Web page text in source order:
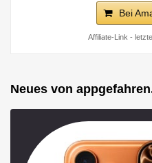
Bei
Affiliate-Link -
Neues von